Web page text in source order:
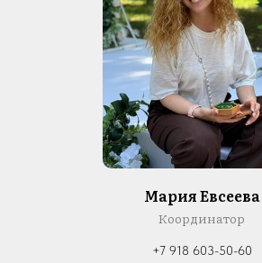
Мария Евсеева
Координатор
+7 918 603-50-60